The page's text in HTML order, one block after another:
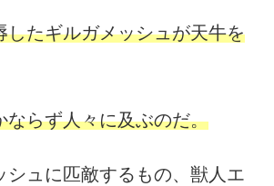
したギルガメッシュが天牛を
ならず人々に及ぶのだ。
ュに匹敵するもの、獣人エ